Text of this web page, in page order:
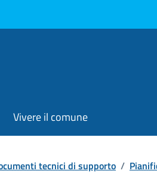
Vivere il comune
tecnici di supporto /